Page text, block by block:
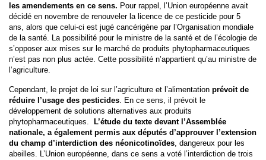
les amendements en ce sens. Pour rappel, l’Union européenne avait
décidé en novembre de renouveler la licence de ce pesticide pour 5
ans, alors que celui-ci est jugé cancérigène par l’Organisation mondiale
de la santé. La possibilité pour le ministre de la santé et de l’écologie de
s’opposer aux mises sur le marché de produits phytopharmaceutiques
n’est pas non plus actée. Cette possibilité n’appartient qu’au ministre de
l’agriculture.
Cependant, le projet de loi sur l’agriculture et l’alimentation prévoit de
réduire l’usage des pesticides. En ce sens, il prévoit le
développement de solutions alternatives aux produits
phytopharmaceutiques.
L’étude du texte devant l’Assemblée
nationale, a également permis aux députés d’approuver l’extension
du champ d’interdiction des néonicotinoïdes, dangereux pour les
abeilles. L’Union européenne, dans ce sens a voté l’interdiction de trois